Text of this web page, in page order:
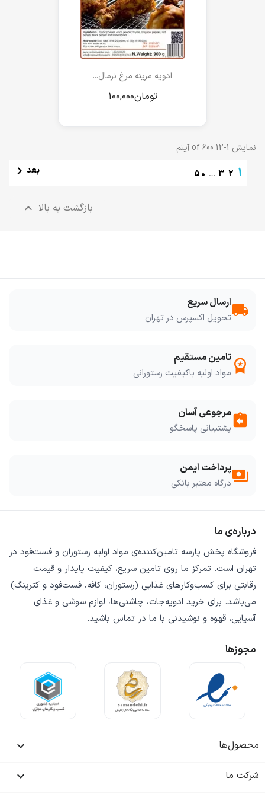
ادویه مرینه مرغ نرمال...
‎تومان100,000
نمایش 1-12 of 600 آیتم
1
2
3
…
50 بعد 
بازگشت به بالا 
local_shippingارسال سریع
تحویل اکسپرس در تهران
workspace_premium تامین مستقیم
مواد اولیه باکیفیت رستورانی
assignment_returnمرجوعی آسان
پشتیبانی پاسخگو
paymentsپرداخت ایمن
درگاه معتبر بانکی
درباره‌ی ما
فروشگاه پخش پارسه تامین‌کننده‌ی مواد اولیه رستوران و فست‌فود در
تهران است. تمرکز ما روی تامین سریع، کیفیت پایدار و قیمت
رقابتی برای کسب‌وکارهای غذایی (رستوران، کافه، فست‌فود و کترینگ)
می‌باشد. برای خرید ادویه‌جات، چاشنی‌ها، لوازم سوشی و غذای
آسیایی، قهوه و نوشیدنی با ما در تماس باشید.
مجوزها
محصول‌ها 
شرکت ما 